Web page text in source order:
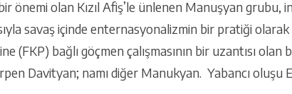
önemi olan Kızıl Afiş’le ünlenen Manuşyan grubu,
savaş içinde enternasyonalizmin bir pratiği
(FKP) bağlı göçmen çalışmasının bir uzantısı olan
Davityan; namı diğer Manukyan. Yabancı oluşu